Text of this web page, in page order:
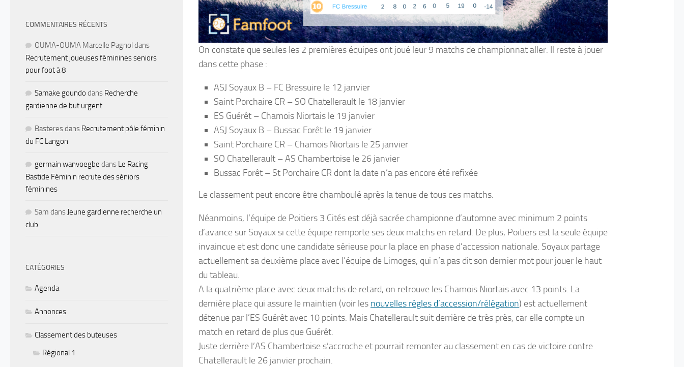
On constate que seules les 2 premières équipes ont joué leur 9 matchs de championnat aller. Il reste à jouer
dans cette phase :
ASJ Soyaux B – FC Bressuire le 12 janvier
Saint Porchaire CR – SO Chatellerault le 18 janvier
ES Guérêt – Chamois Niortais le 19 janvier
ASJ Soyaux B – Bussac Forêt le 19 janvier
Saint Porchaire CR – Chamois Niortais le 25 janvier
SO Chatellerault – AS Chambertoise le 26 janvier
Bussac Forêt – St Porchaire CR dont la date n’a pas encore été refixée
Le classement peut encore être chamboulé après la tenue de tous ces matchs.
Néanmoins, l’équipe de Poitiers 3 Cités est déjà sacrée championne d’automne avec minimum 2 points
d’avance sur Soyaux si cette équipe remporte ses deux matchs en retard. De plus, Poitiers est la seule équipe
invaincue et est donc une candidate sérieuse pour la place en phase d’accession nationale. Soyaux partage
actuellement sa deuxième place avec l’équipe de Limoges, qui n’a pas dit son dernier mot pour jouer le haut
du tableau.
A la quatrième place avec deux matchs de retard, on retrouve les Chamois Niortais avec 13 points. La
dernière place qui assure le maintien (voir les nouvelles règles d’accession/rélégation) est actuellement
détenue par l’ES Guérêt avec 10 points. Mais Chatellerault suit derrière de très près, car elle compte un
match en retard de plus que Guérêt.
Juste derrière l’AS Chambertoise s’accroche et pourrait remonter au classement en cas de victoire contre
Chatellerault le 26 janvier prochain.
COMMENTAIRES RÉCENTS
OUMA-OUMA Marcelle Pagnol dans
Recrutement joueuses féminines seniors
pour foot à 8
Samake goundo dans Recherche
gardienne de but urgent
Basteresdans Recrutement pôle féminin
du FC Langon
germain wanvoegbe dans Le Racing
Bastide Féminin recrute des séniors
féminines
Sam dans Jeune gardienne recherche un
club
CATÉGORIES
Agenda
Annonces
Classement des buteuses
Régional 1